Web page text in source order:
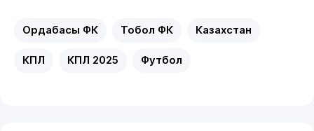
Ордабасы ФК Тобол ФК Казахстан
КПЛ КПЛ 2025 Футбол